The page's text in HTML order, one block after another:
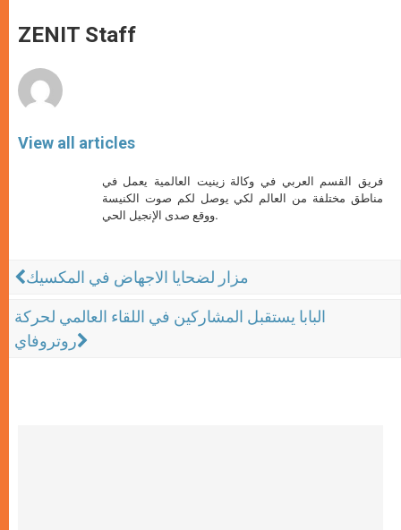
p
p
g
e
o
k
ZENIT Staff
View all articles
فريق القسم العربي في وكالة زينيت العالمية يعمل في
مناطق مختلفة من العالم لكي يوصل لكم صوت الكنيسة
ووقع صدى الإنجيل الحي.
مزار لضحايا الاجهاض في المكسيك
البابا يستقبل المشاركين في اللقاء العالمي لحركة
روتروفاي